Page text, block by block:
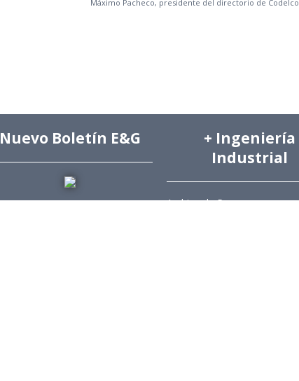
Máximo Pacheco, presidente del directorio de Codelco
Nuevo Boletín E&G
+ Ingeniería
Industrial
Archivo de Prensa